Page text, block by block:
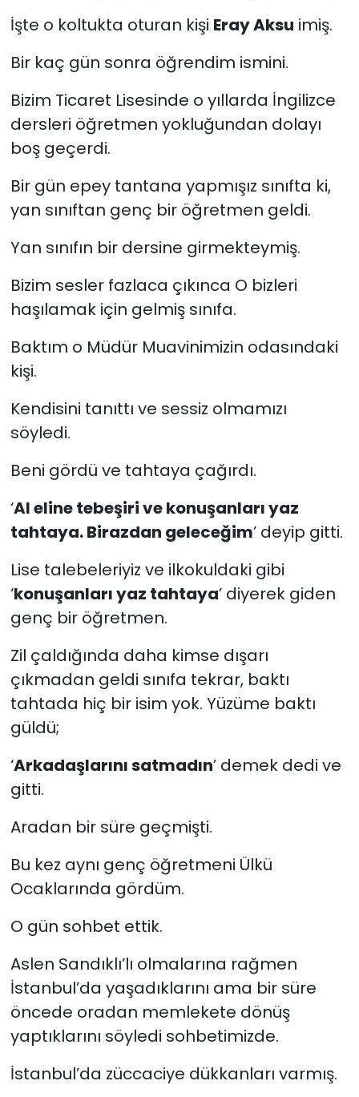
İşte o koltukta oturan kişi Eray Aksu imiş.
Bir kaç gün sonra öğrendim ismini.
Bizim Ticaret Lisesinde o yıllarda İngilizce
dersleri öğretmen yokluğundan dolayı
boş geçerdi.
Bir gün epey tantana yapmışız sınıfta ki,
yan sınıftan genç bir öğretmen geldi.
Yan sınıfın bir dersine girmekteymiş.
Bizim sesler fazlaca çıkınca O bizleri
haşılamak için gelmiş sınıfa.
Baktım o Müdür Muavinimizin odasındaki
kişi.
Kendisini tanıttı ve sessiz olmamızı
söyledi.
Beni gördü ve tahtaya çağırdı.
‘Al eline tebeşiri ve konuşanları yaz
tahtaya. Birazdan geleceğim’ deyip gitti.
Lise talebeleriyiz ve ilkokuldaki gibi
‘konuşanları yaz tahtaya’ diyerek giden
genç bir öğretmen.
Zil çaldığında daha kimse dışarı
çıkmadan geldi sınıfa tekrar, baktı
tahtada hiç bir isim yok. Yüzüme baktı
güldü;
‘Arkadaşlarını satmadın’ demek dedi ve
gitti.
Aradan bir süre geçmişti.
Bu kez aynı genç öğretmeni Ülkü
Ocaklarında gördüm.
O gün sohbet ettik.
Aslen Sandıklı’lı olmalarına rağmen
İstanbul’da yaşadıklarını ama bir süre
öncede oradan memlekete dönüş
yaptıklarını söyledi sohbetimizde.
İstanbul’da züccaciye dükkanları varmış.